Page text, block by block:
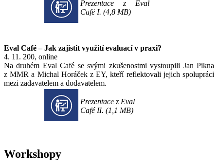
Prezentace z Eval
Café I. (4,8 MB)
Eval Café – Jak zajistit využití evaluací v praxi?
4. 11. 200, online
Na druhém Eval Café se svými zkušenostmi vystoupili Jan Pikna
z MMR a Michal Horáček z EY, kteří reflektovali jejich spolupráci
mezi zadavatelem a dodavatelem.
Prezentace z Eval
Café II. (1,1 MB)
Workshopy